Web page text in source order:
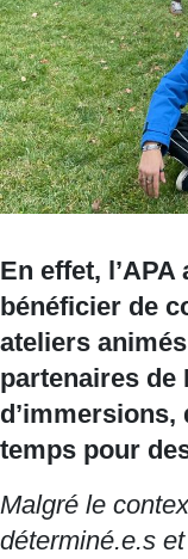
En effet,
bénéficier de
ateliers
partenaires de
d’immersions,
temps pour
Malgré le
déterminé.e.s